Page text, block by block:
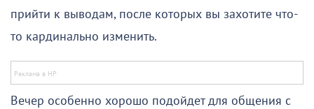
прийти к выводам, после которых вы захотите что-
то кардинально изменить.
Вечер особенно хорошо подойдет для общения с